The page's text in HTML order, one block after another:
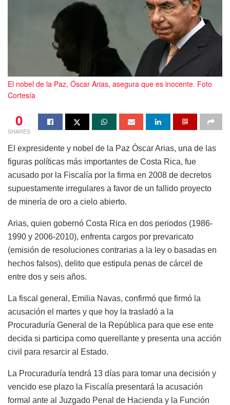
El nobel de la Paz, Óscar Arias, asegura que es inocente. Foto
Cortesía
0
SHARES
El expresidente y nobel de la Paz Óscar Arias, una de las
figuras políticas más importantes de Costa Rica, fue
acusado por la Fiscalía por la firma en 2008 de decretos
supuestamente irregulares a favor de un fallido proyecto
de minería de oro a cielo abierto.
Arias, quien gobernó Costa Rica en dos periodos (1986-
1990 y 2006-2010), enfrenta cargos por prevaricato
(emisión de resoluciones contrarias a la ley o basadas en
hechos falsos), delito que estipula penas de cárcel de
entre dos y seis años.
La fiscal general, Emilia Navas, confirmó que firmó la
acusación el martes y que hoy la trasladó a la
Procuraduría General de la República para que ese ente
decida si participa como querellante y presenta una acción
civil para resarcir al Estado.
La Procuraduría tendrá 13 días para tomar una decisión y
vencido ese plazo la Fiscalía presentará la acusación
formal ante al Juzgado Penal de Hacienda y la Función